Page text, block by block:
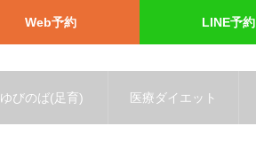
Web予約 LINE予約
ゆびのば(足育) 医療ダイエット